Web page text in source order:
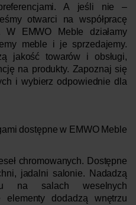
A jeśli nie –
otwarci na współpracę
W EMWO Meble działamy
meble i je sprzedajemy.
jakość towarów i obsługi,
na produkty. Zapoznaj się
i wybierz odpowiednie dla
dostępne w EMWO Meble
chromowanych. Dostępne
jadalni salonie. Nadadzą
na salach weselnych
dodadzą wnętrzu